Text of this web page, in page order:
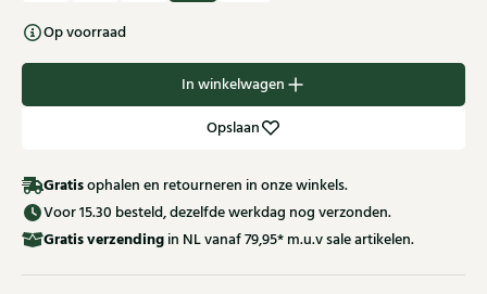
Op voorraad
In winkelwagen
Opslaan
Gratisophalen en retourneren in onze winkels.
Voor 15.30 besteld, dezelfde werkdag nog verzonden.
Gratisverzending in NL vanaf 79,95* m.u.v sale artikelen.